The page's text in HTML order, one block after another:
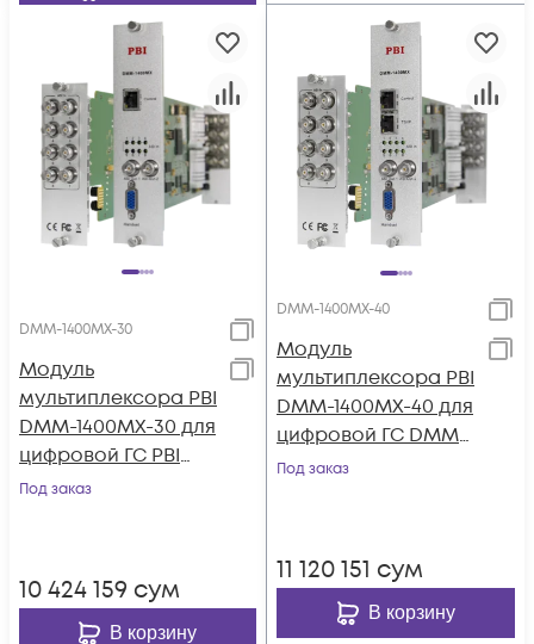
DMM-1400MX-30
Модуль
мультиплексора PBI
DMM-1400MX-30 для
цифровой ГС PBI
DMM-1000
Под заказ
10 424 159 сум
В корзину
DMM-1400MX-40
Модуль
мультиплексора PBI
DMM-1400MX-40 для
цифровой ГС DMM-
1000
Под заказ
11 120 151 сум
В корзину